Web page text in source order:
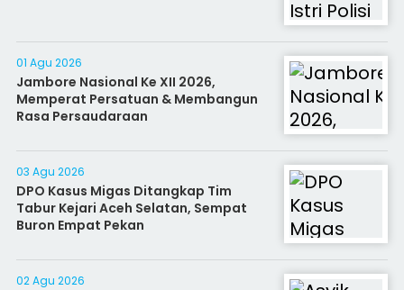
01 Agu 2026
Jambore Nasional Ke XII 2026,
Memperat Persatuan & Membangun
Rasa Persaudaraan
03 Agu 2026
DPO Kasus Migas Ditangkap Tim
Tabur Kejari Aceh Selatan, Sempat
Buron Empat Pekan
02 Agu 2026